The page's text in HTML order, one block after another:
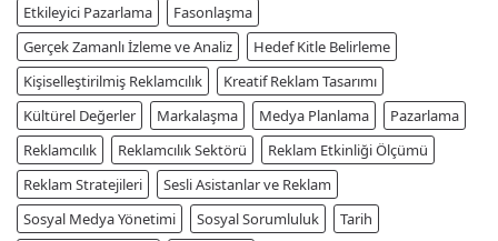
Etkileyici Pazarlama
Fasonlaşma
Gerçek Zamanlı İzleme ve Analiz
Hedef Kitle Belirleme
Kişiselleştirilmiş Reklamcılık
Kreatif Reklam Tasarımı
Kültürel Değerler
Markalaşma Medya Planlama
Pazarlama
Reklamcılık
Reklamcılık Sektörü
Reklam Etkinliği Ölçümü
Reklam Stratejileri
Sesli Asistanlar ve Reklam
Sosyal Medya Yönetimi
Sosyal Sorumluluk
Tarih